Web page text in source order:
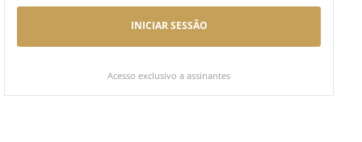
INICIAR SESSÃO
Acesso exclusivo a assinantes